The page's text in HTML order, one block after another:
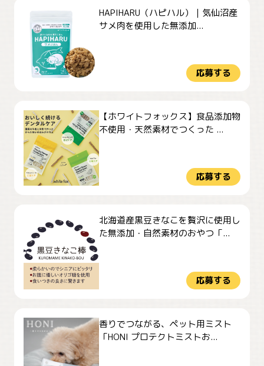
HAPIHARU（ハピハル）｜気仙沼産
サメ肉を使用した無添加...
応募する
【ホワイトフォックス】食品添加物
不使用・天然素材でつくった ...
応募する
北海道産黒豆きなこを贅沢に使用し
た無添加・自然素材のおやつ「...
応募する
香りでつながる、ペット用ミスト
「HONI プロテクトミストお...